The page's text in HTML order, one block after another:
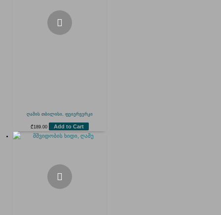
ღამის თბილისი, ფეიერვერკი
₾189.00 Add to Cart